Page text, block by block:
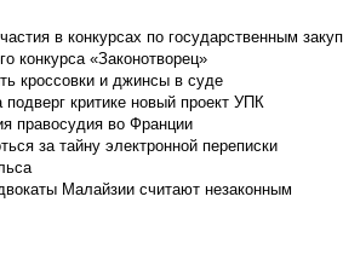
в конкурсах по государственным
конкурса «Законотворец»
кроссовки и джинсы в суде
критике новый проект УПК
правосудия во Франции
за тайну электронной переписки
Малайзии считают незаконным